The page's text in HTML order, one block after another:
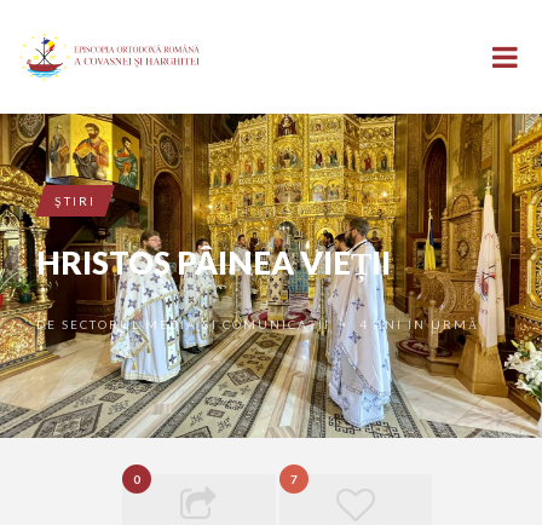
ŞTIRI
HRISTOS PÂINEA VIEȚII
DE SECTORUL MEDIA ȘI COMUNICAȚII • 4 ANI ÎN URMĂ
0 7